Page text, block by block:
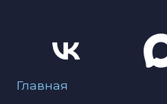
Меню для подвала
Главная